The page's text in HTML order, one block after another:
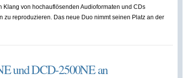
Klang von hochauflösenden Audioformaten und CDs
zu reproduzieren. Das neue Duo nimmt seinen Platz an der
und DCD-2500NE an